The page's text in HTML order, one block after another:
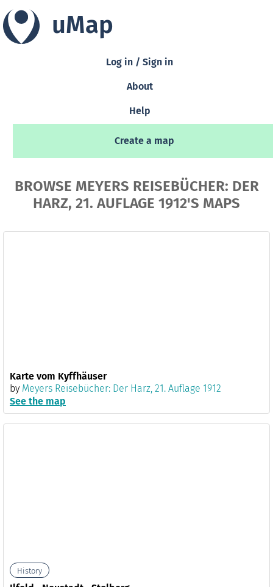
uMap
Log in / Sign in
About
Help
Create a map
BROWSE MEYERS REISEBÜCHER: DER
HARZ, 21. AUFLAGE 1912'S MAPS
Karte vom Kyffhäuser
by Meyers Reisebücher: Der Harz, 21. Auflage 1912
See the map
History